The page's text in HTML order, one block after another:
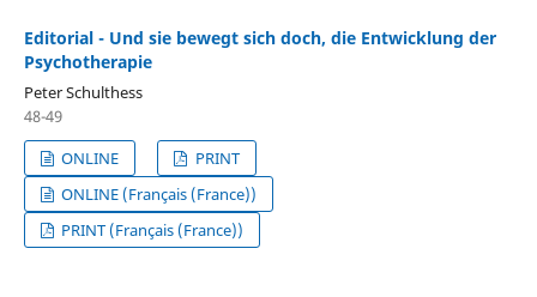
Editorial - Und sie bewegt sich doch, die Entwicklung der
Psychotherapie
Peter Schulthess
48-49
ONLINE
PRINT
ONLINE (Français (France))
PRINT (Français (France))